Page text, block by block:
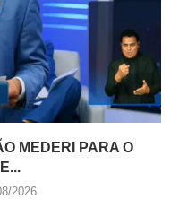
MEDERI PARA O
2026